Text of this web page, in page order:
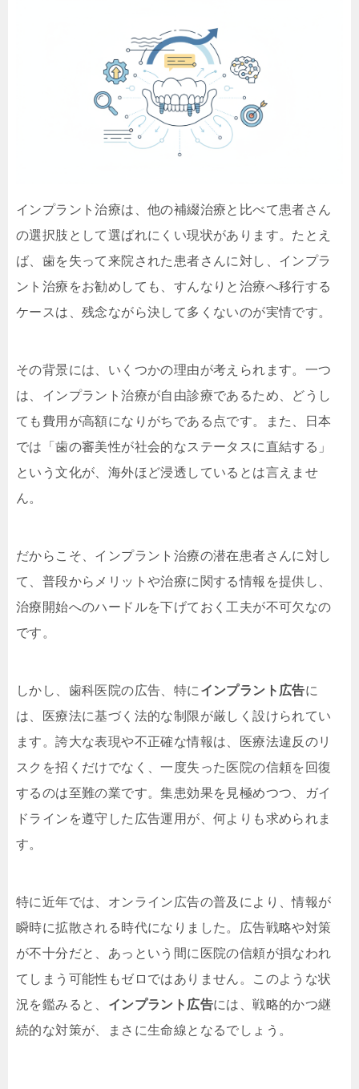
インプラント治療は、他の補綴治療と比べて患者さん
の選択肢として選ばれにくい現状があります。たとえ
ば、歯を失って来院された患者さんに対し、インプラ
ント治療をお勧めしても、すんなりと治療へ移行する
ケースは、残念ながら決して多くないのが実情です。
その背景には、いくつかの理由が考えられます。一つ
は、インプラント治療が自由診療であるため、どうし
ても費用が高額になりがちである点です。また、日本
では「歯の審美性が社会的なステータスに直結する」
という文化が、海外ほど浸透しているとは言えませ
ん。
だからこそ、インプラント治療の潜在患者さんに対し
て、普段からメリットや治療に関する情報を提供し、
治療開始へのハードルを下げておく工夫が不可欠なの
です。
しかし、歯科医院の広告、特に インプラント広告に
は、医療法に基づく法的な制限が厳しく設けられてい
ます。誇大な表現や不正確な情報は、医療法違反のリ
スクを招くだけでなく、一度失った医院の信頼を回復
するのは至難の業です。集患効果を見極めつつ、ガイ
ドラインを遵守した広告運用が、何よりも求められま
す。
特に近年では、オンライン広告の普及により、情報が
瞬時に拡散される時代になりました。広告戦略や対策
が不十分だと、あっという間に医院の信頼が損なわれ
てしまう可能性もゼロではありません。このような状
況を鑑みると、 インプラント広告には、戦略的かつ継
続的な対策が、まさに生命線となるでしょう。